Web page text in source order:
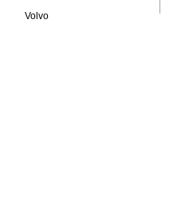
Volvo